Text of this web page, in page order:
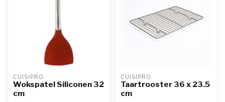
CUISIPRO
Wokspatel Siliconen 32
cm
CUISIPRO
Taartrooster 36 x 23.5
cm